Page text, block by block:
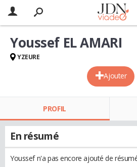
Ajouter
Youssef EL AMARI
YZEURE
PROFIL
En résumé
Youssef n'a pas encore ajouté de